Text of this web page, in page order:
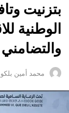
بتزنيت
الوطنية
والتضامني
محمد أمين بلكو